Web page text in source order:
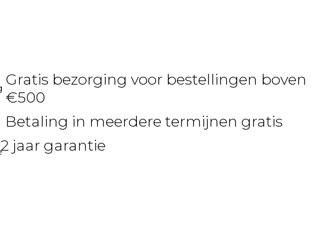
Gratis bezorging voor bestellingen boven
€500
Betaling in meerdere termijnen gratis
2 jaar garantie